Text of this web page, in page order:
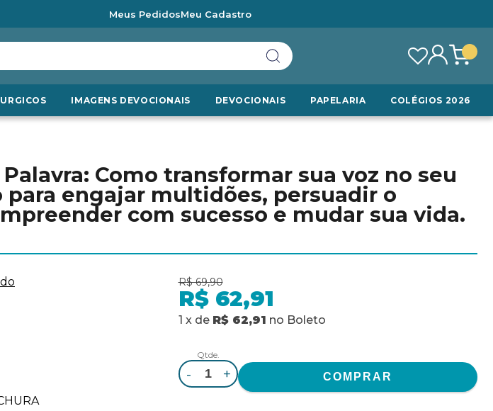
Meus PedidosMeu Cadastro
IMAGENS DEVOCIONAIS DEVOCIONAIS PAPELARIA COLÉGIOS 2026
Como transformar sua voz no seu
para engajar multidões, persuadir o
com sucesso e mudar sua vida.
R$ 69,90
R$ 62,91
1 x de R$ 62,91 no Boleto
Qtde.
- +